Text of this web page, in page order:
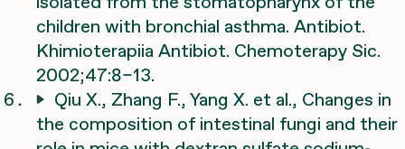
children with bronchial asthma. Antibiot.
Khimioterapiia Antibiot. Chemoterapy Sic.
2002;47:8–13.
Qiu X., Zhang F., Yang X. et al., Changes in
the composition of intestinal fungi and their